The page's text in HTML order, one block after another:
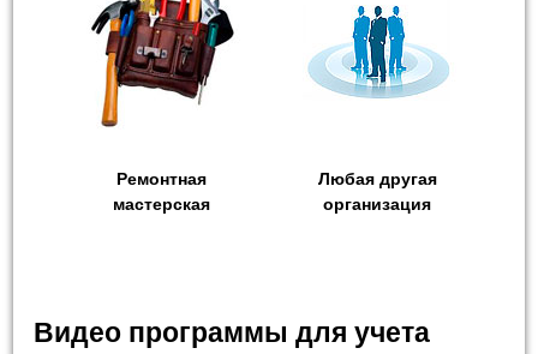
Ремонтная
мастерская
Любая другая
организация
Видео программы для учета